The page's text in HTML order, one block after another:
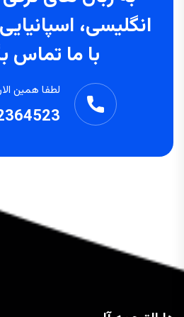
انگلیسی،
با ما تماس
لطفا همین